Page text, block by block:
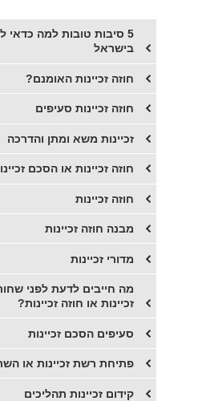
5 סיבות טובות למה כדאי
בישראל
חוזה זכיינות האומנם?
​חוזה זכיינות סעיפים
זכיינות משא ומתן והדרכה
חוזה זכיינות או הסכם
חוזה זכיינות
מבנה חוזה זכיינות
מדורי זכיינות
מה חייבים לדעת לפני
זכיינות או חוזה זכיינות?
סעיפים הסכם זכיינות
פתיחת רשת זכיינות או
קידום זכיינות תהליכים